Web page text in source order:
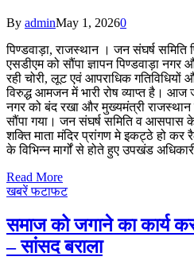
By adminMay 1, 20260
पिण्डवाड़ा, राजस्थान । जन संघर्ष समिति
एसडीएम को सौंपा ज्ञापन पिण्डवाड़ा
रही चोरी, लूट एवं आपराधिक गतिविधियों
विरुद्ध आमजन में भारी रोष व्याप्त है। आज
नगर को बंद रखा और मुख्यमंत्री राजस्थान
सौंपा गया। जन संघर्ष समिति व आसपास
शक्ति माता मंदिर प्रांगण मे इकट्ठे हो
के विभिन्न मार्गों से होते हुए उपखंड
Read More
खबरें फटाफट
समाज को जगाने का कार्य
– सांसद बराला